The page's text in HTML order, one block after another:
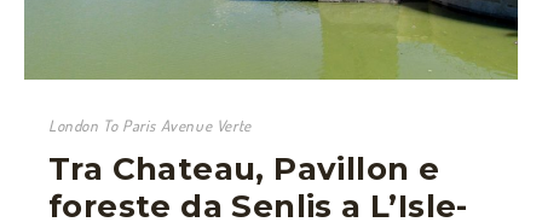
London To Paris Avenue Verte
Tra Chateau, Pavillon e
foreste da Senlis a L’Isle-